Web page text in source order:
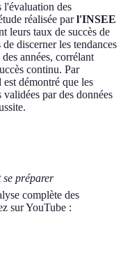
l'évaluation des
réalisée parl'INSEE
leurs taux de succès de
discerner les tendances
années, corrélant
continu. Par
démontré que les
par des données
se préparer
complète des
sur YouTube :